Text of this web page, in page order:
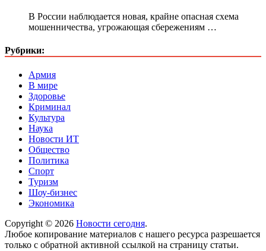
В России наблюдается новая, крайне опасная схема
мошенничества, угрожающая сбережениям …
Рубрики:
Армия
В мире
Здоровье
Криминал
Культура
Наука
Новости ИТ
Общество
Политика
Спорт
Туризм
Шоу-бизнес
Экономика
Copyright © 2026 Новости сегодня.
Любое копирование материалов с нашего ресурса разрешается
только с обратной активной ссылкой на страницу статьи.